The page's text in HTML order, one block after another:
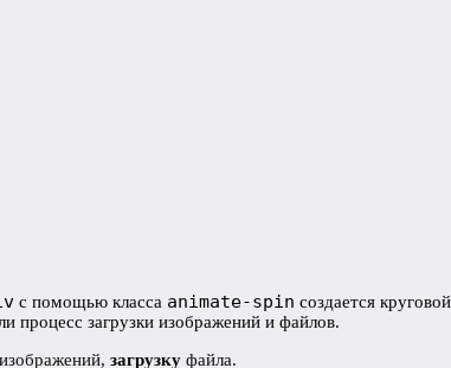
с помощью класса animate-spin создается
загрузки изображений и файлов.
загрузку файла.